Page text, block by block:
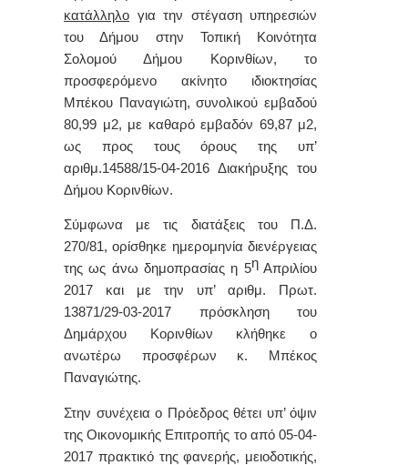
κατάλληλο για την στέγαση υπηρεσιών
του Δήμου στην Τοπική Κοινότητα
Σολομού Δήμου Κορινθίων, το
προσφερόμενο ακίνητο ιδιοκτησίας
Μπέκου Παναγιώτη, συνολικού εμβαδού
80,99 μ2, με καθαρό εμβαδόν 69,87 μ2,
ως προς τους όρους της υπ’
αριθμ.14588/15-04-2016 Διακήρυξης του
Δήμου Κορινθίων.
Σύμφωνα με τις διατάξεις του Π.Δ.
270/81, ορίσθηκε ημερομηνία διενέργειας
της ως άνω δημοπρασίας η 5ηΑπριλίου
2017 και με την υπ’ αριθμ. Πρωτ.
13871/29-03-2017 πρόσκληση του
Δημάρχου Κορινθίων κλήθηκε ο
ανωτέρω προσφέρων κ. Μπέκος
Παναγιώτης.
Στην συνέχεια ο Πρόεδρος θέτει υπ’ όψιν
της Οικονομικής Επιτροπής το από 05-04-
2017 πρακτικό της φανερής, μειοδοτικής,